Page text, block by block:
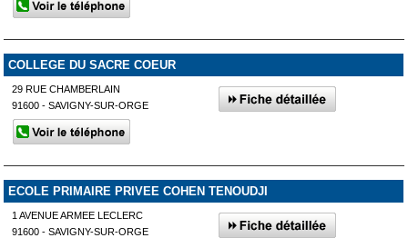
COLLEGE DU SACRE COEUR
29 RUE CHAMBERLAIN
91600 - SAVIGNY-SUR-ORGE
ECOLE PRIMAIRE PRIVEE COHEN TENOUDJI
1 AVENUE ARMEE LECLERC
91600 - SAVIGNY-SUR-ORGE